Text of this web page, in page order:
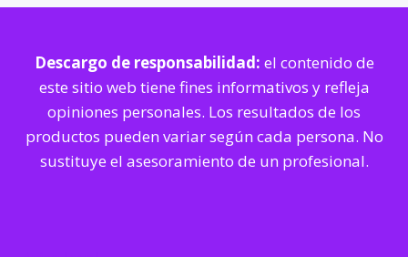
Descargo de responsabilidad: el contenido de
este sitio web tiene fines informativos y refleja
opiniones personales. Los resultados de los
productos pueden variar según cada persona. No
sustituye el asesoramiento de un profesional.